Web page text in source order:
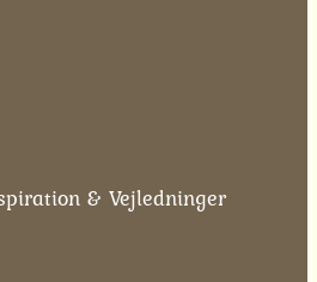
& Vejledninger